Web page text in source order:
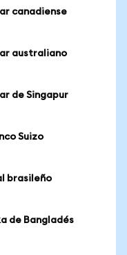
canadiense
australiano
de Singapur
Suizo
brasileño
de Bangladés